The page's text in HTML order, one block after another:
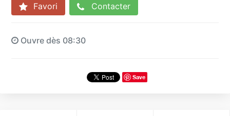
Favori Contacter
Ouvre dès 08:30
Save